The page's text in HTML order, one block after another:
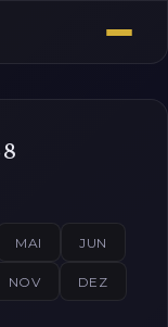
MAI JUN
NOV DEZ